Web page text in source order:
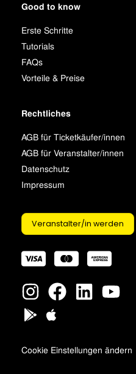
Good to know
Erste Schritte
Tutorials
FAQs
Vorteile & Preise
Rechtliches
AGB für Ticketkäufer/innen
AGB für Veranstalter/innen
Datenschutz
Impressum
Veranstalter/in werden
Cookie Einstellungen ändern